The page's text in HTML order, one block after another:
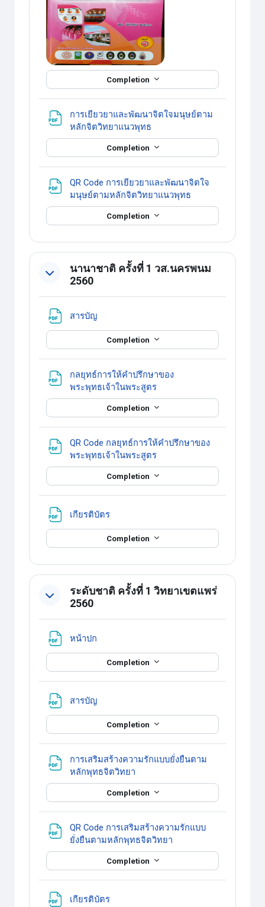
Completion
การเยียวยาและพัฒนาจิตใจมนุษย์ตาม
หลักจิตวิทยาแนวพุทธ
Completion
QR Code การเยียวยาและพัฒนาจิตใจ
มนุษย์ตามหลักจิตวิทยาแนวพุทธ
Completion
นานาชาติ ครั้งที่ 1 วส.นครพนม
2560
สารบัญ
Completion
กลยุทธ์การให้คำปรึกษาของ
พระพุทธเจ้าในพระสูตร
Completion
QR Code กลยุทธ์การให้คำปรึกษาของ
พระพุทธเจ้าในพระสูตร
Completion
เกียรติบัตร
Completion
ระดับชาติ ครั้งที่ 1 วิทยาเขตแพร่
2560
หน้าปก
Completion
สารบัญ
Completion
การเสริมสร้างความรักแบบยั่งยืนตาม
หลักพุทธจิตวิทยา
Completion
QR Code การเสริมสร้างความรักแบบ
ยั่งยืนตามหลักพุทธจิตวิทยา
Completion
เกียรติบัตร